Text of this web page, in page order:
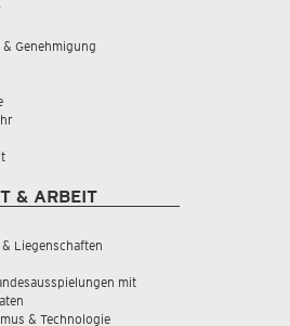
Genehmigung
& ARBEIT
Liegenschaften
mit
& Technologie